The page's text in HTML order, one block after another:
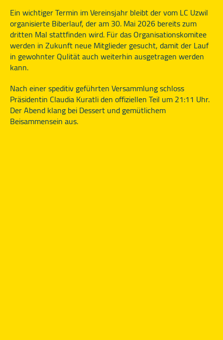
Ein wichtiger Termin im Vereinsjahr bleibt der vom LC Uzwil
organisierte Biberlauf, der am 30. Mai 2026 bereits zum
dritten Mal stattfinden wird. Für das Organisationskomitee
werden in Zukunft neue Mitglieder gesucht, damit der Lauf
in gewohnter Qulität auch weiterhin ausgetragen werden
kann.
Nach einer speditiv geführten Versammlung schloss
Präsidentin Claudia Kuratli den offiziellen Teil um 21:11 Uhr.
Der Abend klang bei Dessert und gemütlichem
Beisammensein aus.